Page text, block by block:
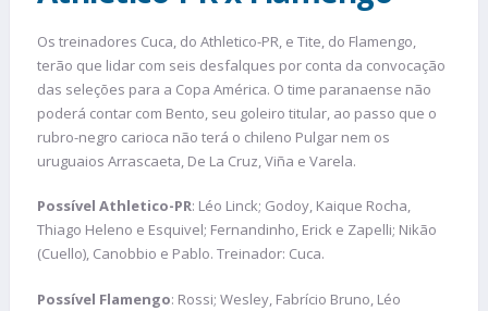
Os treinadores Cuca, do Athletico-PR, e Tite, do Flamengo,
terão que lidar com seis desfalques por conta da convocação
das seleções para a Copa América. O time paranaense não
poderá contar com Bento, seu goleiro titular, ao passo que o
rubro-negro carioca não terá o chileno Pulgar nem os
uruguaios Arrascaeta, De La Cruz, Viña e Varela.
Possível Athletico-PR: Léo Linck; Godoy, Kaique Rocha,
Thiago Heleno e Esquivel; Fernandinho, Erick e Zapelli; Nikão
(Cuello), Canobbio e Pablo. Treinador: Cuca.
Possível Flamengo: Rossi; Wesley, Fabrício Bruno, Léo